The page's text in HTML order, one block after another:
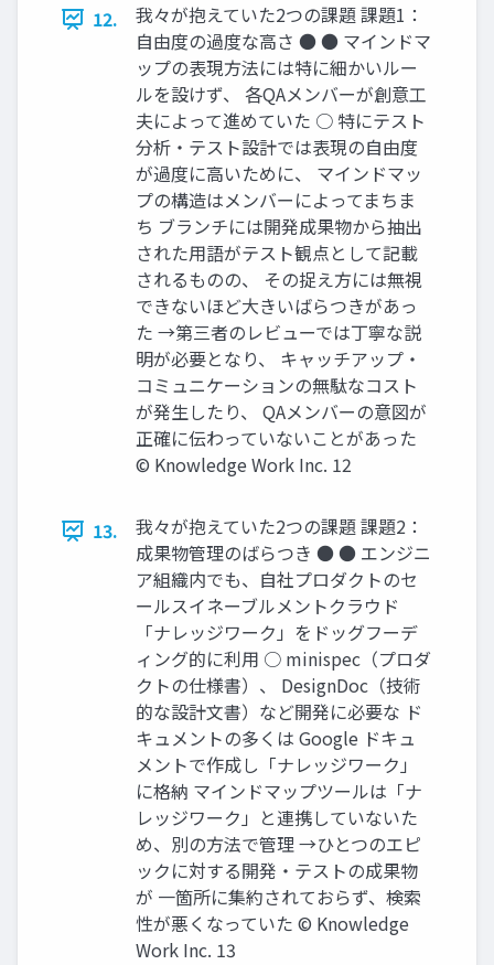
12.
我々が抱えていた2つの課題 課題1：
自由度の過度な高さ ● ● マインドマ
ップの表現方法には特に細かいルー
ルを設けず、 各QAメンバーが創意工
夫によって進めていた ○ 特にテスト
分析・テスト設計では表現の自由度
が過度に高いために、 マインドマッ
プの構造はメンバーによってまちま
ち ブランチには開発成果物から抽出
された用語がテスト観点として記載
されるものの、 その捉え方には無視
できないほど大きいばらつきがあっ
た →第三者のレビューでは丁寧な説
明が必要となり、 キャッチアップ・
コミュニケーションの無駄なコスト
が発生したり、 QAメンバーの意図が
正確に伝わっていないことがあった
© Knowledge Work Inc. 12
13.
我々が抱えていた2つの課題 課題2：
成果物管理のばらつき ● ● エンジニ
ア組織内でも、自社プロダクトのセ
ールスイネーブルメントクラウド
「ナレッジワーク」をドッグフーデ
ィング的に利用 ○ minispec（プロダ
クトの仕様書）、 DesignDoc（技術
的な設計文書）など開発に必要な ド
キュメントの多くは Google ドキュ
メントで作成し「ナレッジワーク」
に格納 マインドマップツールは「ナ
レッジワーク」と連携していないた
め、別の方法で管理 →ひとつのエピ
ックに対する開発・テストの成果物
が 一箇所に集約されておらず、検索
性が悪くなっていた © Knowledge
Work Inc. 13